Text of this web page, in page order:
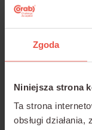
Zgoda
Niniejsza strona
Ta strona
obsługi działania,
Polski producent
Corab Encor z